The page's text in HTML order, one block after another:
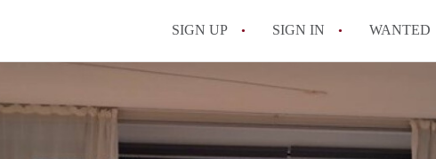
SIGN UP SIGN IN WANTED